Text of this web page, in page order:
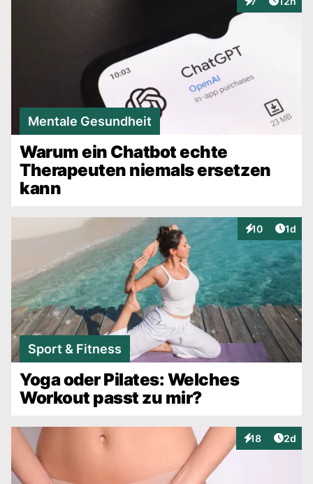
Interaktionen
Mentale Gesundheit
Warum ein Chatbot echte
Therapeuten niemals ersetzen
kann
10
Interaktionen
1d
Sport & Fitness
Yoga oder Pilates: Welches
Workout passt zu mir?
18
Interaktionen
2d